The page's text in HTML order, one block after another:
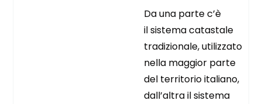
Da una parte c’è
il sistema catastale
tradizionale, utilizzato
nella maggior parte
del territorio italiano,
dall’altra il sistema